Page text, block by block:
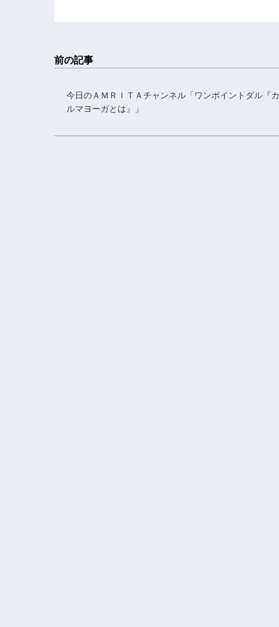
前の記事
今日のＡＭＲＩＴＡチャンネル「ワンポイントダル『カ
ルマヨーガとは』」